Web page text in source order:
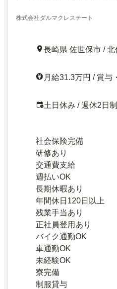
株式会社ダルマクレステート
長崎県 佐世保市 / 北
月給31.3万円 / 賞与
土日休み / 週休2日
社会保険完備
研修あり
交通費支給
週払いOK
長期休暇あり
年間休日120日以上
残業手当あり
正社員登用あり
バイク通勤OK
車通勤OK
未経験OK
寮完備
制服貸与